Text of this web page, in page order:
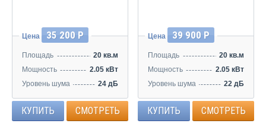
Цена 35 200 Р
Площадь
20 кв.м
Мощность
2.05 кВт
Уровень шума
24 дБ
КУПИТЬ СМОТРЕТЬ
Цена 39 900 Р
Площадь
20 кв.м
Мощность
2.05 кВт
Уровень шума
22 дБ
КУПИТЬ СМОТРЕТЬ